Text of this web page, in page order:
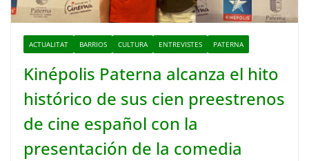
ACTUALITAT BARRIOS CULTURA ENTREVISTES PATERNA
Kinépolis Paterna alcanza el hito
histórico de sus cien preestrenos
de cine español con la
presentación de la comedia